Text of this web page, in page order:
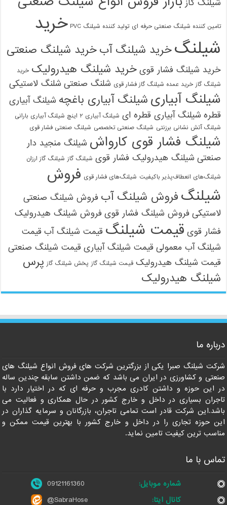
شیلنگ گاز
تامین کننده شیلنگ صنعتی حرفه ای تولید کننده شیلنگ PVC
خرید
شیلنگخرید شیلنگ آبخرید شیلنگ صنعتی
خرید شیلنگ فشار قوی خرید شیلنگ هیدرولیک خرید
شیلنگ گاز خرید عمده شیلنگ گاز فشار قوی شلنگ صنعتی شلنگ لاستیکی
شیلنگ آبیاری شیلنگ آبیاری باغچه شیلنگ آبیاری
قطره شیلنگ آبیاری قطره ای شیلنگ آبیاری ۲ اینچ شیلنگ آبیاری بارانی
شیلنگ آتش نشانی برزنتی شیلنگ صنعتی تخصصی شیلنگ صنعتی فشار قوی
شیلنگ فشار قوی کارواش شیلنگ منجید دار
صنعتی شیلنگ هیدرولیک فشار قوی شیلنگ گاز شیلنگ گاز ارزان
شیلنگ‌های انعطاف‌پذیر باکیفیت شیلنگ‌های فشار قوی فروش
شیلنگ فروش شیلنگ آب فروش شیلنگ صنعتی
لاستیکی فروش شیلنگ فشار قوی فروش شیلنگ هیدرولیک
فشار قوی قیمت شیلنگ قیمت شیلنگ آب قیمت
شیلنگ آب معمولی قیمت شیلنگ آبیاری قیمت شیلنگ صنعتی
قیمت شیلنگ هیدرولیک قیمت شیلنگ گاز پخش شیلنگ گاز پرس
شیلنگ هیدرولیک
درباره ما
شرکت شیلنگ صبرا یکی از بزرگترین شرکت های فروش انواع شیلنگ های
صنعتی و کشاورزی در ایران می باشد که ضمن داشتن سابقه چندین ساله
در این حوزه و داشتن کادری مجرب و حرفه ای که در اختیار دارد با
تاجران بسیاری در داخل و خارج کشور در حال همکاری و فعالیت می
باشد.این شرکت قادر است تمامی تاجران، بازرگانان و سرمایه گذاران در
این حوزه تجاری را در داخل و خارج کشور با بهترین قیمت ممکن و
مناسب ترین کیفیت تامین نماید.
تماس با ما
شماره موبایل:
09121161360
کانال ایتا:
@SabraHose